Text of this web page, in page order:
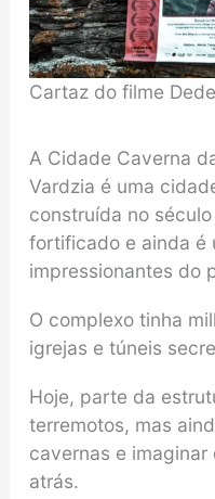
Cartaz do filme
A Cidade Caverna
Vardzia é uma
construída no
fortificado e ainda é
impressionantes do
O complexo tinha
igrejas e túneis
Hoje, parte da
terremotos, mas
cavernas e
atrás.